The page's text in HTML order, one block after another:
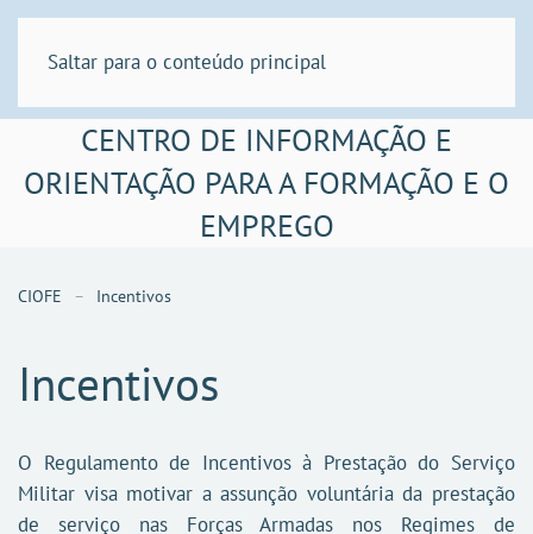
Saltar para o conteúdo principal
CENTRO DE INFORMAÇÃO E
ORIENTAÇÃO PARA A FORMAÇÃO E O
EMPREGO
CIOFE Incentivos
Incentivos
O Regulamento de Incentivos à Prestação do Serviço
Militar visa motivar a assunção voluntária da prestação
de serviço nas Forças Armadas nos Regimes de